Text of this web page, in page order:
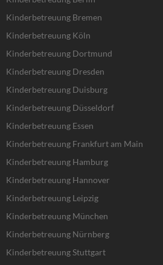
Kinderbetreuung Bremen
Kinderbetreuung Köln
Kinderbetreuung Dortmund
Kinderbetreuung Dresden
Kinderbetreuung Duisburg
Kinderbetreuung Düsseldorf
Kinderbetreuung Essen
Kinderbetreuung Frankfurt am Main
Kinderbetreuung Hamburg
Kinderbetreuung Hannover
Kinderbetreuung Leipzig
Kinderbetreuung München
Kinderbetreuung Nürnberg
Kinderbetreuung Stuttgart